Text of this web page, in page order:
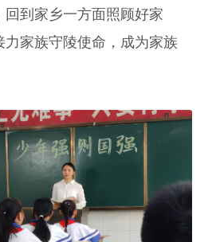
回到家乡一方面照顾好家
力家族守陵使命，成为家族